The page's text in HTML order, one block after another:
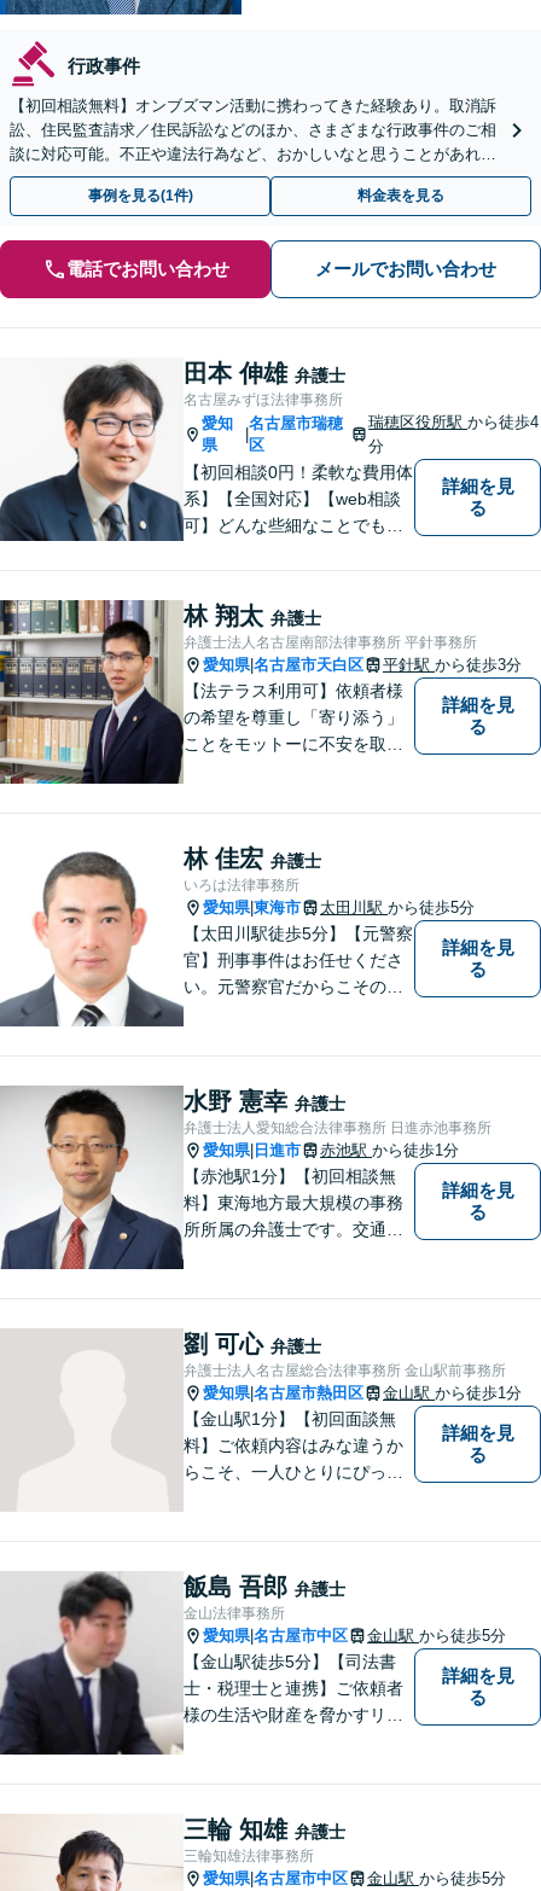
行政事件
【初回相談無料】オンブズマン活動に携わってきた経験あり。取消訴
訟、住民監査請求／住民訴訟などのほか、さまざまな行政事件のご相
談に対応可能。不正や違法行為など、おかしいなと思うことがあれ
ば、ぜひご相談ください【夜間・休日対応可】【金山駅5分】
事例を見る(1件) 料金表を見る
電話でお問い合わせ メールでお問い合わせ
田本 伸雄 弁護士
名古屋みずほ法律事務所
愛知
県
名古屋市瑞穂
区
瑞穂区役所駅から徒歩4
分
【初回相談0円！柔軟な費用体
系】【全国対応】【web相談
可】どんな些細なことでもお
ターネット／削除請求や開示
請求、利用規約などのトラブ
ルはお任せ！相続／感情面の
納得感を重視します。
詳細を見
る
林 翔太 弁護士
弁護士法人名古屋南部法律事務所 平針事務所
愛知県|名古屋市天白区 平針駅 から徒歩3分
【法テラス利用可】依頼者様
の希望を尊重し「寄り添う」
ことをモットーに不安を取り
添った対応が可能です。お気
軽にご相談ください。
詳細を見
る
林 佳宏 弁護士
いろは法律事務所
愛知県|東海市 太田川駅 から徒歩5分
【太田川駅徒歩5分】【元警察
官】刑事事件はお任せくださ
い。元警察官だからこその視
ることはございません。元警
察官の経験を活かした交通事
故事案対応もいたします。
詳細を見
る
水野 憲幸 弁護士
弁護士法人愛知総合法律事務所 日進赤池事務所
愛知県| 日進市 赤池駅 から徒歩1分
【赤池駅1分】【初回相談無
料】東海地方最大規模の事務
所所属の弁護士です。交通事
談対応も行っております。ま
ずは、お気軽にお電話くださ
い。
詳細を見
る
劉 可心 弁護士
弁護士法人名古屋総合法律事務所 金山駅前事務所
愛知県|名古屋市熱田区 金山駅 から徒歩1分
【金山駅1分】【初回面談無
料】ご依頼内容はみな違うか
らこそ、一人ひとりにぴった
ます。誰にも話せず抱えてき
た不安を、どうぞお聞かせく
ださい。【電話・WEB相談も
対応可能】
詳細を見
る
飯島 吾郎 弁護士
金山法律事務所
愛知県|名古屋市中区 金山駅 から徒歩5分
【金山駅徒歩5分】【司法書
士・税理士と連携】ご依頼者
様の生活や財産を脅かすリス
問題／不動産問題など幅広く
対応します。【地域に根差し
た弁護士】お気軽にご相談く
詳細を見
る
三輪 知雄 弁護士
三輪知雄法律事務所
愛知県|名古屋市中区 金山駅 から徒歩5分